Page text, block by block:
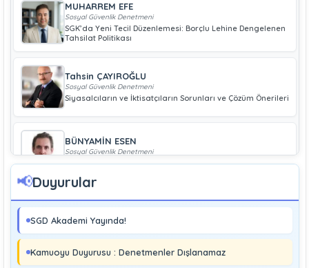
MUHARREM EFE
Sosyal Güvenlik Denetmeni
SGK’da Yeni Tecil Düzenlemesi: Borçlu Lehine Dengelenen
Tahsilat Politikası
Tahsin ÇAYIROĞLU
Sosyal Güvenlik Denetmeni
Siyasalcıların ve İktisatçıların Sorunları ve Çözüm Önerileri
BÜNYAMİN ESEN
Sosyal Güvenlik Denetmeni
Geliri Düşük Olan Çiftçiye Bağ-Kur Borcu Çıkmaz
Boray UĞRAŞ
Soma ve Ermenek’te Meydana Gelen Kazalar Büyük
Endüstriyel Kaza Sayılmakta Mıdır?
📢Duyurular
SGD Akademi Yayında!
Kamuoyu Duyurusu : Denetmenler Dışlanamaz